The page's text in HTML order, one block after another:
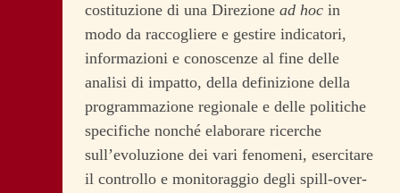
costituzione di una Direzione ad hoc in
modo da raccogliere e gestire indicatori,
informazioni e conoscenze al fine delle
analisi di impatto, della definizione della
programmazione regionale e delle politiche
specifiche nonché elaborare ricerche
sull’evoluzione dei vari fenomeni, esercitare
il controllo e monitoraggio degli spill-over-